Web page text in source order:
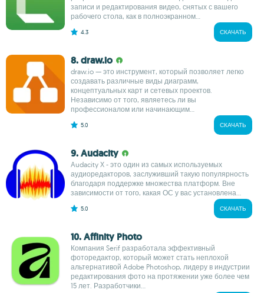
записи и редактирования видео, снятых с вашего
рабочего стола, как в полноэкранном...
4.3 СКАЧАТЬ
8. draw.io
draw.io — это инструмент, который позволяет легко
создавать различные виды диаграмм,
концептуальных карт и сетевых проектов.
Независимо от того, являетесь ли вы
профессионалом или начинающим...
5.0 СКАЧАТЬ
9. Audacity
Audacity X - это один из самых используемых
аудиоредакторов, заслуживший такую популярность
благодаря поддержке множества платформ. Вне
зависимости от того, какая ОС у вас установлена...
5.0 СКАЧАТЬ
10. Affinity Photo
Компания Serif разработала эффективный
фоторедактор, который может стать неплохой
альтернативой Adobe Photoshop, лидеру в индустрии
редактирования фото на протяжении уже более чем
15 лет. Разработчики...